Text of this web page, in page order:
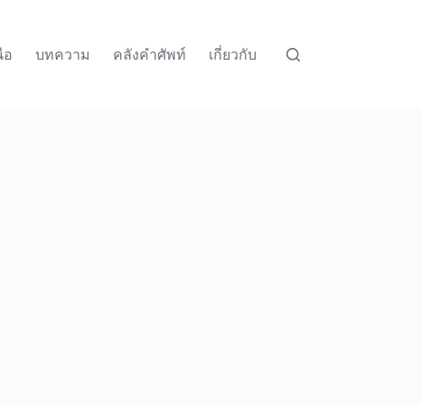
อ
บทความ คลังคำศัพท์ เกี่ยวกับ